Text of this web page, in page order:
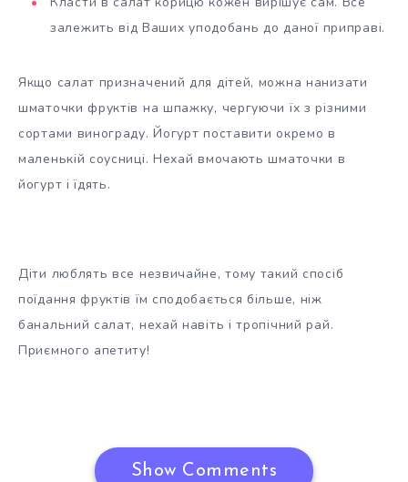
залежить від Ваших уподобань до даної приправі.
Якщо салат призначений для дітей, можна нанизати
шматочки фруктів на шпажку, чергуючи їх з різними
сортами винограду. Йогурт поставити окремо в
маленькій соусниці. Нехай вмочають шматочки в
йогурт і їдять.
Діти люблять все незвичайне, тому такий спосіб
поїдання фруктів їм сподобається більше, ніж
банальний салат, нехай навіть і тропічний рай.
Приємного апетиту!
Show Comments